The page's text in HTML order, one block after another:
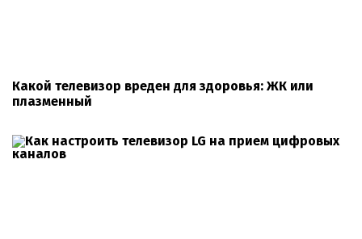
Какой телевизор вреден для здоровья: ЖК или
плазменный